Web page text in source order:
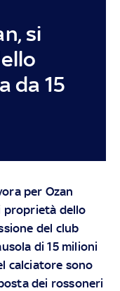
si
da 15
per Ozan
proprietà dello
del club
di 15 milioni
calciatore sono
dei rossoneri